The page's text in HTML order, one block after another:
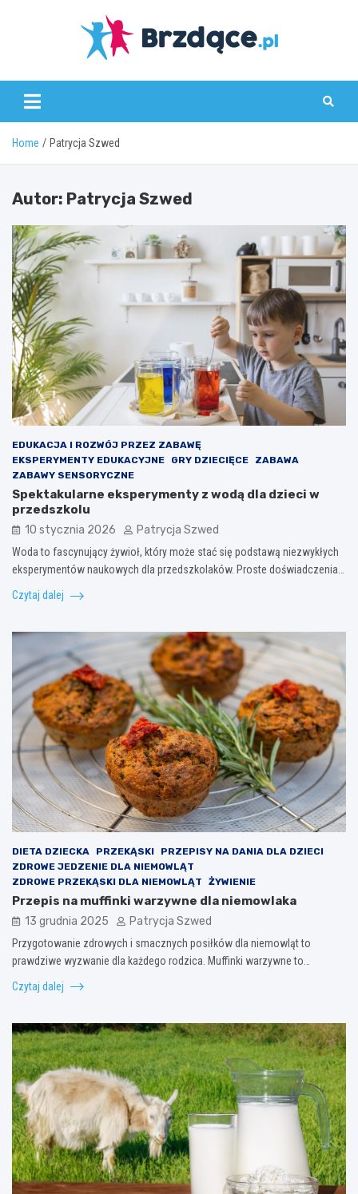
Brzdące.pl
Home Patrycja Szwed
Autor: Patrycja Szwed
EDUKACJA I ROZWÓJ PRZEZ ZABAWĘ
EKSPERYMENTY EDUKACYJNE
GRY DZIECIĘCE
ZABAWA
ZABAWY SENSORYCZNE
Spektakularne eksperymenty z wodą dla dzieci w
przedszkolu
10 stycznia 2026 Patrycja Szwed
Woda to fascynujący żywioł, który może stać się podstawą niezwykłych
eksperymentów naukowych dla przedszkolaków. Proste doświadczenia…
Czytaj dalej
DIETA DZIECKA PRZEKĄSKI
PRZEPISY NA DANIA DLA DZIECI
ZDROWE JEDZENIE DLA NIEMOWLĄT
ZDROWE PRZEKĄSKI DLA NIEMOWLĄT
ŻYWIENIE
Przepis na muffinki warzywne dla niemowlaka
13 grudnia 2025 Patrycja Szwed
Przygotowanie zdrowych i smacznych posiłków dla niemowląt to
prawdziwe wyzwanie dla każdego rodzica. Muffinki warzywne to…
Czytaj dalej